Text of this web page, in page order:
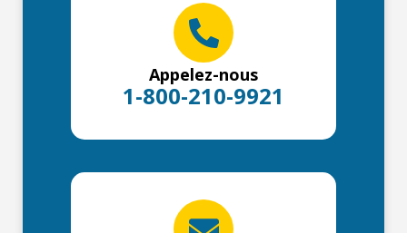
Appelez-nous
1-800-210-9921